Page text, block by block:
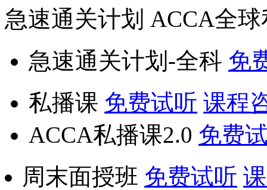
急速通关计划 ACCA全
急速通关计划-全科 免
私播课 免费试听 课程
ACCA私播课2.0 免费
周末面授班 免费试听